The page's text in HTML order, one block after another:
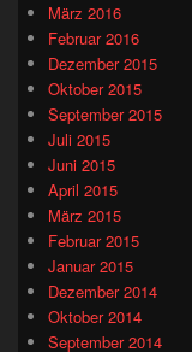
März 2016
Februar 2016
Dezember 2015
Oktober 2015
September 2015
Juli 2015
Juni 2015
April 2015
März 2015
Februar 2015
Januar 2015
Dezember 2014
Oktober 2014
September 2014